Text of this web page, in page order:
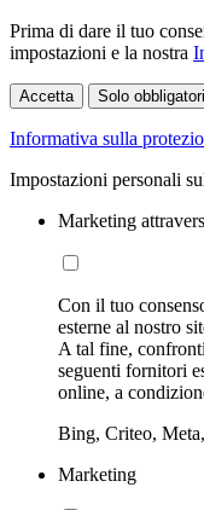
Prima di dare il tuo
impostazioni e la nostra
Accetta Solo obbligatori
Informativa sulla
Impostazioni personali
Marketing
Con il tuo
esterne al nostro
A tal fine,
seguenti fornitori
online, a
Bing, Criteo,
Marketing